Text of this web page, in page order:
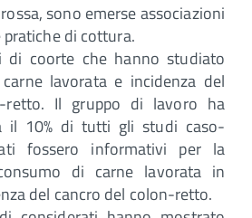
sono emerse associazioni
di cottura.
coorte che hanno studiato
lavorata e incidenza del
retto. Il gruppo di lavoro ha
il 10% di tutti gli studi caso-
fossero informativi per la
di carne lavorata in
del cancro del colon-retto.